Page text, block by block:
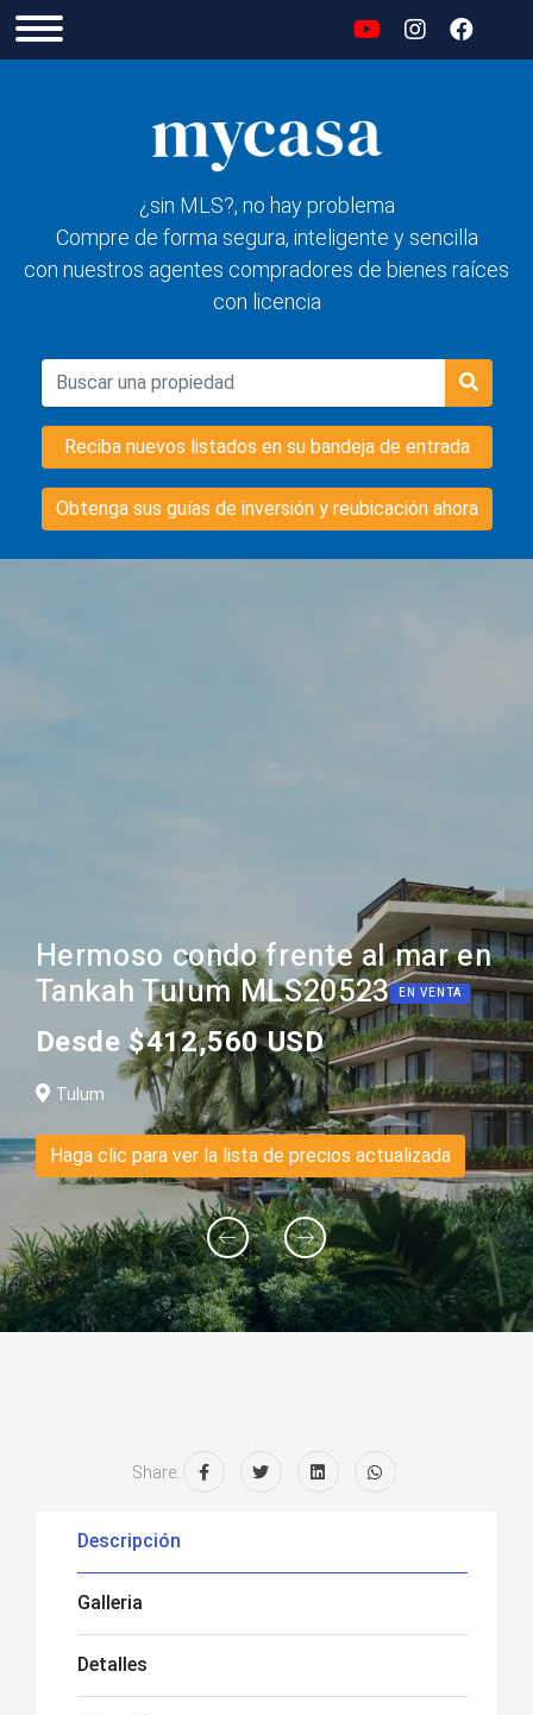
¿sin MLS?, no hay problema
Compre de forma segura, inteligente y sencilla
con nuestros agentes compradores de bienes raíces
con licencia
Reciba nuevos listados en su bandeja de entrada
Obtenga sus guías de inversión y reubicación ahora
Hermoso condo frente al mar en
Tankah Tulum MLS20523 EN VENTA
Desde $412,560 USD
Tulum
Haga clic para ver la lista de precios actualizada
Share:
Descripción
Galleria
Detalles